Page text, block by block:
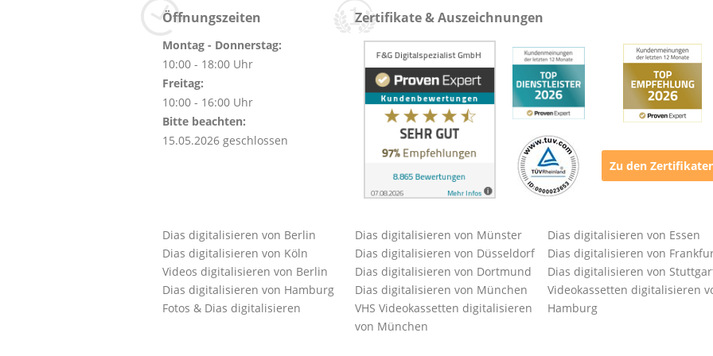
Öffnungszeiten
Montag - Donnerstag:
10:00 - 18:00 Uhr
Freitag:
10:00 - 16:00 Uhr
Bitte beachten:
15.05.2026 geschlossen
Zertifikate & Auszeichnungen
Zu den
Dias digitalisieren von Berlin
Dias digitalisieren von Köln
Videos digitalisieren von Berlin
Dias digitalisieren von Hamburg
Fotos & Dias digitalisieren
Dias digitalisieren von Münster
Dias digitalisieren von Düsseldorf
Dias digitalisieren von Dortmund
Dias digitalisieren von München
VHS Videokassetten digitalisieren
von München
Dias digitalisieren von Essen
Dias digitalisieren von
Dias digitalisieren von
Videokassetten digitalisieren
Hamburg